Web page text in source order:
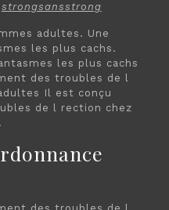
strongsansstrong
adultes. Une
les plus cachs.
les plus cachs
des troubles de l
Il est conçu
de l rection chez